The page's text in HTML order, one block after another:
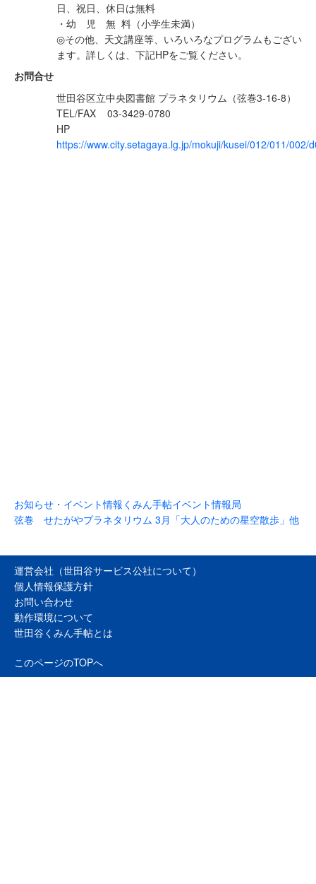
日、祝日、休日は無料
・幼 児 無 料（小学生未満）
◎その他、天文講座等、いろいろなプログラムもござい
ます。詳しくは、下記HPをご覧ください。
お問合せ
世田谷区立中央図書館 プラネタリウム（弦巻3-16-8）
TEL/FAX
03-3429-0780
HP
https://www.city.setagaya.lg.jp/mokuji/kusei/012/011/
お知らせ・イベント情報 くみん手帖イベント情報局
弦巻 せたがやプラネタリウム 3月「大人のための星空散歩」他
運営会社（世田谷サービス公社について）
個人情報保護方針
お問い合わせ
動作環境について
世田谷くみん手帖とは
このページのTOPへ